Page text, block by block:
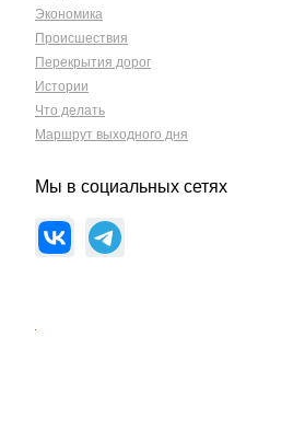
Экономика
Происшествия
Перекрытия дорог
Истории
Что делать
Маршрут выходного дня
Мы в социальных сетях